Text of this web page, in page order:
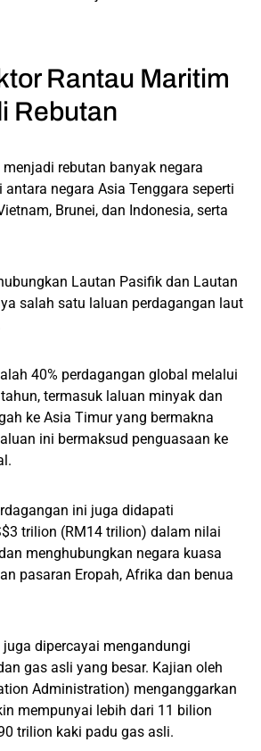
Rantau Maritim
Rebutan
rebutan banyak negara
antara negara Asia Tenggara seperti
Brunei, dan Indonesia, serta
Lautan Pasifik dan Lautan
salah satu laluan perdagangan laut
40% perdagangan global melalui
termasuk laluan minyak dan
ke Asia Timur yang bermakna
ini bermaksud penguasaan ke
ini juga didapati
trilion (RM14 trilion) dalam nilai
menghubungkan negara kuasa
pasaran Eropah, Afrika dan benua
dipercayai mengandungi
gas asli yang besar. Kajian oleh
Administration) menganggarkan
mempunyai lebih dari 11 bilion
trilion kaki padu gas asli.